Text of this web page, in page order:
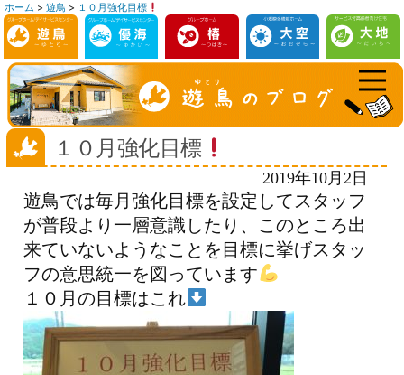
コ
ン
テ
ン
ツ
へ
ス
ホーム > 遊鳥 > １０月強化目標
１０月強化目標
2019年10月2日
遊鳥では毎月強化目標を設定してスタッフ
が普段より一層意識したり、このところ出
来ていないようなことを目標に挙げスタッ
フの意思統一を図っています
１０月の目標はこれ